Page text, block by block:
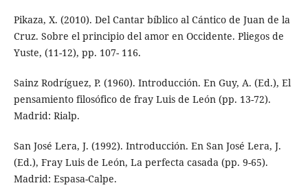
Pikaza, X. (2010). Del Cantar bíblico al Cántico de Juan de la
Cruz. Sobre el principio del amor en Occidente. Pliegos de
Yuste, (11-12), pp. 107- 116.
Sainz Rodríguez, P. (1960). Introducción. En Guy, A. (Ed.), El
pensamiento filosófico de fray Luis de León (pp. 13-72).
Madrid: Rialp.
San José Lera, J. (1992). Introducción. En San José Lera, J.
(Ed.), Fray Luis de León, La perfecta casada (pp. 9-65).
Madrid: Espasa-Calpe.